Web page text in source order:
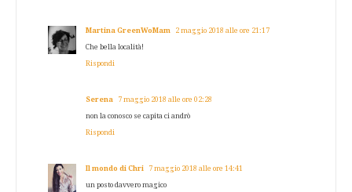
Martina GreenWoMam 2 maggio 2018 alle ore 21:17
Che bella località!
Rispondi
Serena 7 maggio 2018 alle ore 02:28
non la conosco se capita ci andrò
Rispondi
Il mondo di Chri 7 maggio 2018 alle ore 14:41
un posto davvero magico